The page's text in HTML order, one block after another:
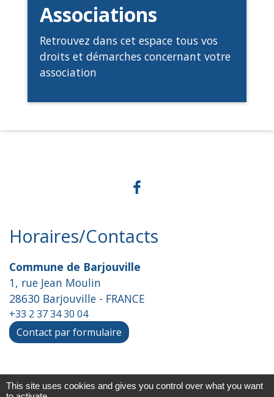
Associations
Retrouvez dans cet espace tous vos
droits et démarches concernant votre
association
Horaires/Contacts
Commune de Barjouville
1, rue Jean Moulin
28630 Barjouville - FRANCE
+33 2 37 34 30 04
Contact par formulaire
Liens
This site uses cookies and gives you control over what you want